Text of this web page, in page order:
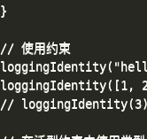
}
// 使用约束
loggingIdentity([1,
// loggingIdentity(3);